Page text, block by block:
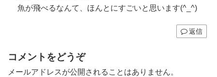
魚が飛べるなんて、ほんとにすごいと思います(^_^)
返信
コメントをどうぞ
メールアドレスが公開されることはありません。